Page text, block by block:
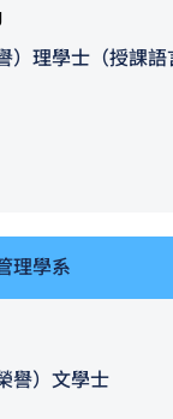
）理學士（授課
理學系
譽）文學士